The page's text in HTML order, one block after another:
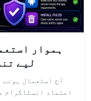
لیے
اعتماد انسٹاگرام